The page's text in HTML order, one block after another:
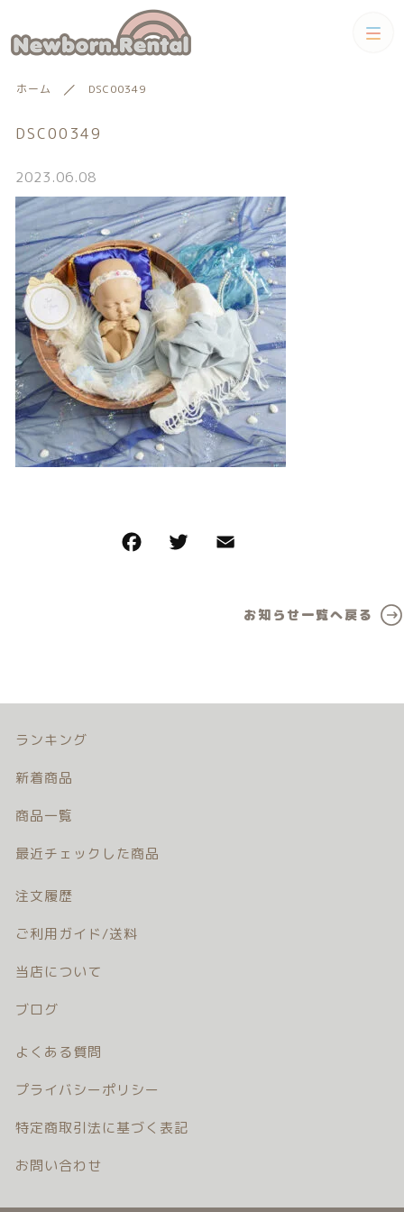
ホーム DSC00349
DSC00349
2023.06.08
お知らせ一覧へ戻る
ランキング
新着商品
商品一覧
最近チェックした商品
注文履歴
ご利用ガイド/送料
当店について
ブログ
よくある質問
プライバシーポリシー
特定商取引法に基づく表記
お問い合わせ
カテゴリー
トータルコーディネート
セット
男の子向けアイテム
小物単品レンタル 女の子向けアイテム
カテゴリー一覧
商品一覧
最近チェックした商品
注文履歴
ブログ
よくある質問
プライバシーポリシー
お問い合わせ
トータルコーディネートセット
男の子向けアイテム
小物単品レンタル
女の子向けアイテム
ギフトカード
バースデーセット
全てのアイテム
絞り込み検索
親カテゴリー
子カテゴリー
価格帯
～